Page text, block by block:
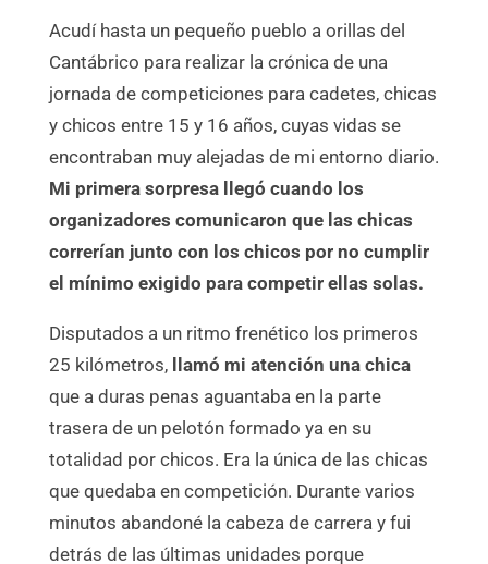
Acudí hasta un pequeño pueblo a orillas del
Cantábrico para realizar la crónica de una
jornada de competiciones para cadetes, chicas
y chicos entre 15 y 16 años, cuyas vidas se
encontraban muy alejadas de mi entorno diario.
Mi primera sorpresa llegó cuando los
organizadores comunicaron que las chicas
correrían junto con los chicos por no cumplir
el mínimo exigido para competir ellas solas.
Disputados a un ritmo frenético los primeros
25 kilómetros,
llamó mi atención una chica
que a duras penas aguantaba en la parte
trasera de un pelotón formado ya en su
totalidad por chicos. Era la única de las chicas
que quedaba en competición. Durante varios
minutos abandoné la cabeza de carrera y fui
detrás de las últimas unidades porque